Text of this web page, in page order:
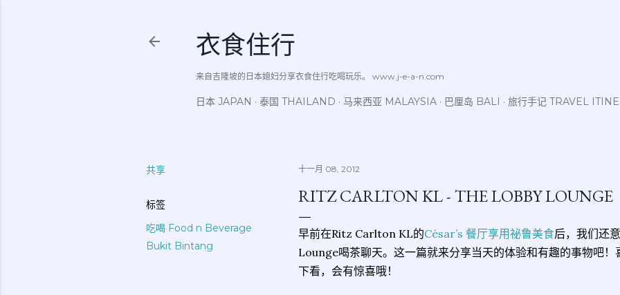
衣食住行
来自吉隆坡的日本媳妇分享衣食住行吃喝玩乐。 www.j-e-a-n.com
日本 JAPAN 泰国 THAILAND 马来西亚 MALAYSIA 巴厘岛 BALI 旅行手记 TRAVEL
共享
标签
吃喝 Food n Beverage
Bukit Bintang
十一月 08, 2012
RITZ CARLTON KL - THE LOBBY LOUNGE
早前在Ritz Carlton KL的César’s 餐厅享用祕鲁美食后，我们还
Lounge喝茶聊天。这一篇就来分享当天的体验和有趣的事物吧
下看，会有惊喜哦！